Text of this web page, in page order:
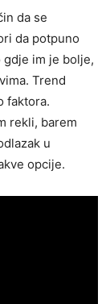
da se
da potpuno
im je bolje,
Trend
faktora.
rekli, barem
u
opcije.